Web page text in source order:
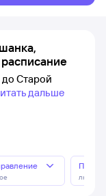
до Старой
дальше
любое